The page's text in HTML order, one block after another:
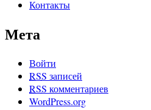
Контакты
Мета
Войти
RSS записей
RSS комментариев
WordPress.org